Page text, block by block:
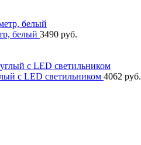
белый 3490 руб.
с LED светильником 4062 руб.